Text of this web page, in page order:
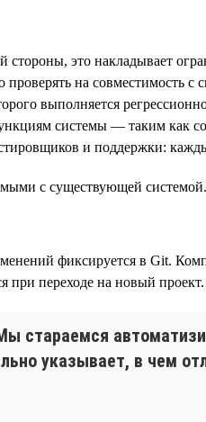
это накладывает
на совместимость с
выполняется
системы — таким как
и поддержки:
с существующей системой.
фиксируется в Git.
при переходе на новый проект.
стараемся
указывает, в чем